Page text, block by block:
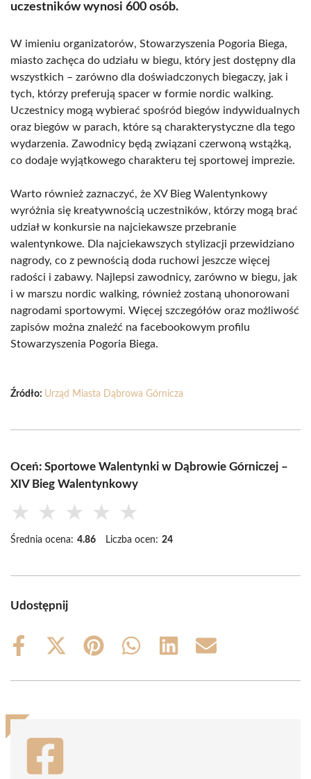
uczestników wynosi 600 osób.
W imieniu organizatorów, Stowarzyszenia Pogoria Biega,
miasto zachęca do udziału w biegu, który jest dostępny dla
wszystkich – zarówno dla doświadczonych biegaczy, jak i
tych, którzy preferują spacer w formie nordic walking.
Uczestnicy mogą wybierać spośród biegów indywidualnych
oraz biegów w parach, które są charakterystyczne dla tego
wydarzenia. Zawodnicy będą związani czerwoną wstążką,
co dodaje wyjątkowego charakteru tej sportowej imprezie.
Warto również zaznaczyć, że XV Bieg Walentynkowy
wyróżnia się kreatywnością uczestników, którzy mogą brać
udział w konkursie na najciekawsze przebranie
walentynkowe. Dla najciekawszych stylizacji przewidziano
nagrody, co z pewnością doda ruchowi jeszcze więcej
radości i zabawy. Najlepsi zawodnicy, zarówno w biegu, jak
i w marszu nordic walking, również zostaną uhonorowani
nagrodami sportowymi. Więcej szczegółów oraz możliwość
zapisów można znaleźć na facebookowym profilu
Stowarzyszenia Pogoria Biega.
Źródło: Urząd Miasta Dąbrowa Górnicza
Oceń: Sportowe Walentynki w Dąbrowie Górniczej –
XIV Bieg Walentynkowy
★ ★ ★ ★ ★
Średnia ocena: 4.86 Liczba ocen: 24
Udostępnij
Share
Share
(Twitter)
Share
Share
Share
Share